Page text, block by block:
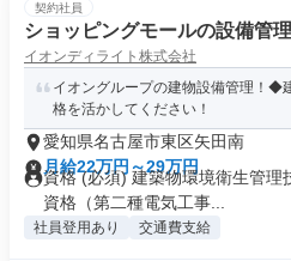
契約社員
ショッピングモールの設備管
イオンディライト株式会社
イオングループの建物設備管理！◆
格を活かしてください！
愛知県名古屋市東区矢田南
月給22万円～29万円
資格 (必須) 建築物環境衛生管理
資格（第二種電気工事...
社員登用あり 交通費支給